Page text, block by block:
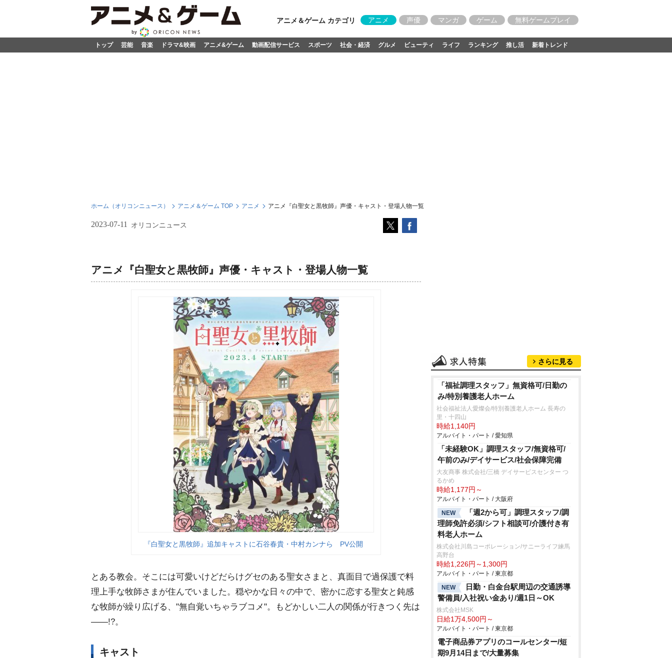
アニメ＆ゲーム カテゴリ アニメ 声優 マンガ ゲーム 無料ゲームプレイ
トップ 芸能 音楽 ドラマ&映画 アニメ&ゲーム 動画配信サービス スポーツ 社会・経済 グルメ ビューティ ライフ ランキング 推し活 新着トレンド
ホーム（オリコンニュース） アニメ＆ゲーム TOP アニメ アニメ『白聖女と黒牧師』声優・キャスト・登場人物一覧
2023-07-11 オリコンニュース
アニメ『白聖女と黒牧師』声優・キャスト・登場人物一覧
『白聖女と黒牧師』追加キャストに石谷春貴・中村カンナら PV公開
とある教会。そこには可愛いけどだらけグセのある聖女さまと、真面目で過保護で料
理上手な牧師さまが住んでいました。穏やかな日々の中で、密かに恋する聖女と鈍感
な牧師が繰り広げる、"無自覚いちゃラブコメ"。もどかしい二人の関係が行きつく先は
――!?。
キャスト
さらに見る
「福祉調理スタッフ」無資格可/日勤の
み/特別養護老人ホーム
社会福祉法人愛燦会/特別養護老人ホーム 長寿の
里・十四山
時給1,140円
アルバイト・パート / 愛知県
「未経験OK」調理スタッフ/無資格可/
午前のみ/デイサービス/社会保障完備
大友商事 株式会社/三橋 デイサービスセンター つ
るかめ
時給1,177円～
アルバイト・パート / 大阪府
NEW
「週2から可」調理スタッフ/調
理師免許必須/シフト相談可/介護付き有
料老人ホーム
株式会社川島コーポレーション/サニーライフ練馬
高野台
時給1,226円～1,300円
アルバイト・パート / 東京都
NEW
日勤・白金台駅周辺の交通誘導
警備員/入社祝い金あり/週1日～OK
株式会社MSK
日給1万4,500円～
アルバイト・パート / 東京都
電子商品券アプリのコールセンター/短
期9月14日まで/大量募集